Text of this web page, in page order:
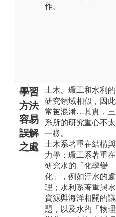
作。
學習
方法
容易
誤解
之處
土木、環工和水利的
研究領域相似，因此
常被混淆…其實，三
系所的研究重心不太
一樣。
土木系著重在結構與
力學；環工系著重在
研究水的「化學變
化」，例如汙水的處
理；水利系著重與水
資源與海洋相關的議
題，以及水的「物理